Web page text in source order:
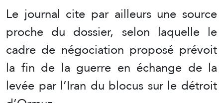
Le journal cite par ailleurs une source
proche du dossier, selon laquelle le
cadre de négociation proposé prévoit
la fin de la guerre en échange de la
levée par l’Iran du blocus sur le détroit